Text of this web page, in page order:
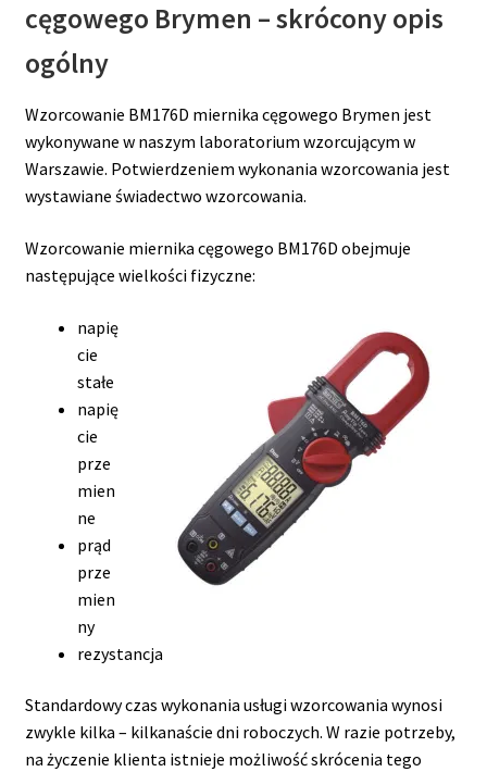
cęgowego Brymen – skrócony opis
ogólny
Wzorcowanie BM176D miernika cęgowego Brymen jest
wykonywane w naszym laboratorium wzorcującym w
Warszawie. Potwierdzeniem wykonania wzorcowania jest
wystawiane świadectwo wzorcowania.
Wzorcowanie miernika cęgowego BM176D obejmuje
następujące wielkości fizyczne:
napię
cie
stałe
napię
cie
prze
mien
ne
prąd
prze
mien
ny
rezystancja
Standardowy czas wykonania usługi wzorcowania wynosi
zwykle kilka – kilkanaście dni roboczych. W razie potrzeby,
na życzenie klienta istnieje możliwość skrócenia tego